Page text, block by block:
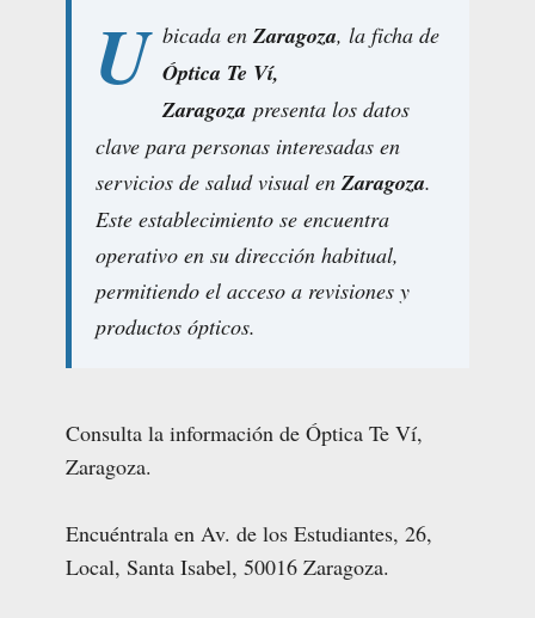
U bicada enZaragoza, la ficha de
Óptica Te Ví,
Zaragoza presenta los datos
clave para personas interesadas en
servicios de salud visual enZaragoza.
Este establecimiento se encuentra
operativo en su dirección habitual,
permitiendo el acceso a revisiones y
productos ópticos.
Consulta la información de Óptica Te Ví,
Zaragoza.
Encuéntrala en Av. de los Estudiantes, 26,
Local, Santa Isabel, 50016 Zaragoza.